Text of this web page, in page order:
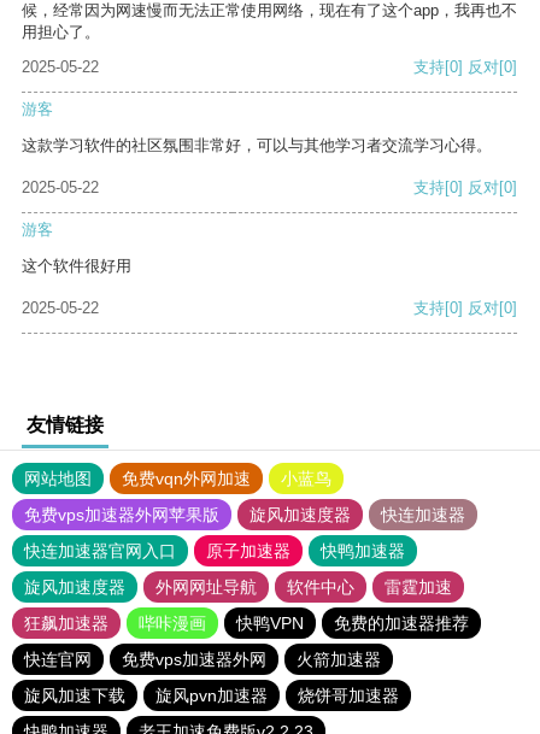
候，经常因为网速慢而无法正常使用网络，现在有了这个app，我再也不
用担心了。
2025-05-22
支持[0] 反对[0]
游客
这款学习软件的社区氛围非常好，可以与其他学习者交流学习心得。
2025-05-22 支持[0] 反对[0]
游客
这个软件很好用
2025-05-22 支持[0] 反对[0]
友情链接
网站地图 免费vqn外网加速
小蓝鸟
免费vps加速器外网苹果版
旋风加速度器
快连加速器
快连加速器官网入口
原子加速器
快鸭加速器
旋风加速度器
外网网址导航 软件中心
雷霆加速
狂飙加速器
哔咔漫画 快鸭VPN
免费的加速器推荐
快连官网
免费vps加速器外网
火箭加速器
旋风加速下载
旋风pvn加速器
烧饼哥加速器